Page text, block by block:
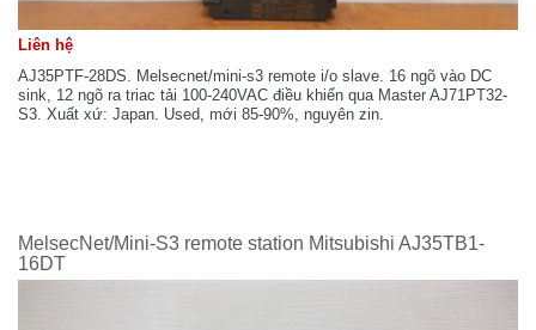
Liên hệ
AJ35PTF-28DS. Melsecnet/mini-s3 remote i/o slave. 16 ngõ vào DC
sink, 12 ngõ ra triac tải 100-240VAC điều khiển qua Master AJ71PT32-
S3. Xuất xứ: Japan. Used, mới 85-90%, nguyên zin.
MelsecNet/Mini-S3 remote station Mitsubishi AJ35TB1-
16DT